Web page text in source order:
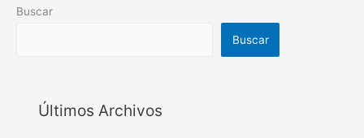
Buscar
Buscar
Últimos Archivos